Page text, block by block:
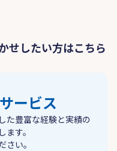
せしたい方はこちら
ービス
た豊富な経験と実績の
す。
い。